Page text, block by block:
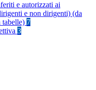
e autorizzati ai
e non dirigenti) (da
tabelle) 7
3